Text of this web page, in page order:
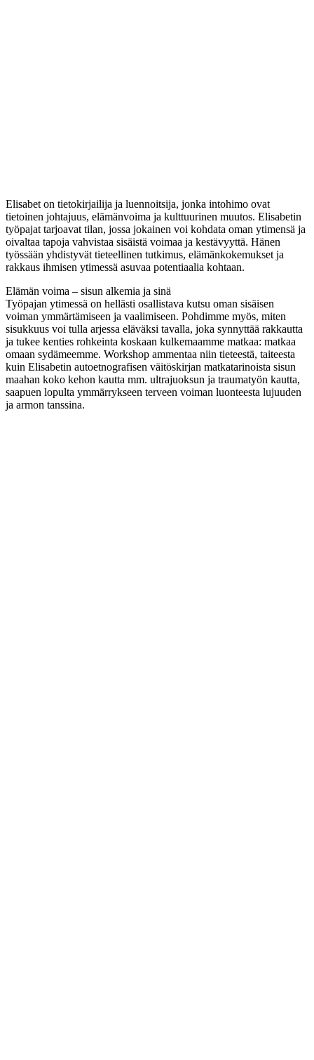
Elisabet on tietokirjailija ja luennoitsija, jonka intohimo ovat
tietoinen johtajuus, elämänvoima ja kulttuurinen muutos. Elisabetin
työpajat tarjoavat tilan, jossa jokainen voi kohdata oman ytimensä ja
oivaltaa tapoja vahvistaa sisäistä voimaa ja kestävyyttä. Hänen
työssään yhdistyvät tieteellinen tutkimus, elämänkokemukset ja
rakkaus ihmisen ytimessä asuvaa potentiaalia kohtaan.
Elämän voima – sisun alkemia ja sinä
Työpajan ytimessä on hellästi osallistava kutsu oman sisäisen
voiman ymmärtämiseen ja vaalimiseen. Pohdimme myös, miten
sisukkuus voi tulla arjessa eläväksi tavalla, joka synnyttää rakkautta
ja tukee kenties rohkeinta koskaan kulkemaamme matkaa: matkaa
omaan sydämeemme. Workshop ammentaa niin tieteestä, taiteesta
kuin Elisabetin autoetnografisen väitöskirjan matkatarinoista sisun
maahan koko kehon kautta mm. ultrajuoksun ja traumatyön kautta,
saapuen lopulta ymmärrykseen terveen voiman luonteesta lujuuden
ja armon tanssina.